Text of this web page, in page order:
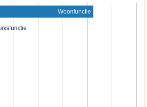
Woonfunctie